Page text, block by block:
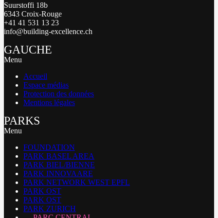
Suurstoffi 18b
6343 Croix-Rouge
+41 41 531 13 23
info@building-excellence.ch
GAUCHE
Menu
Accueil
Espace médias
Protection des données
Mentions légales
PARKS
Menu
FOUNDATION
PARK BASEL AREA
PARK BIEL/BIENNE
PARK INNOVAARE
PARK NETWORK WEST EPFL
PARK OST
PARK OST
PARK ZURICH